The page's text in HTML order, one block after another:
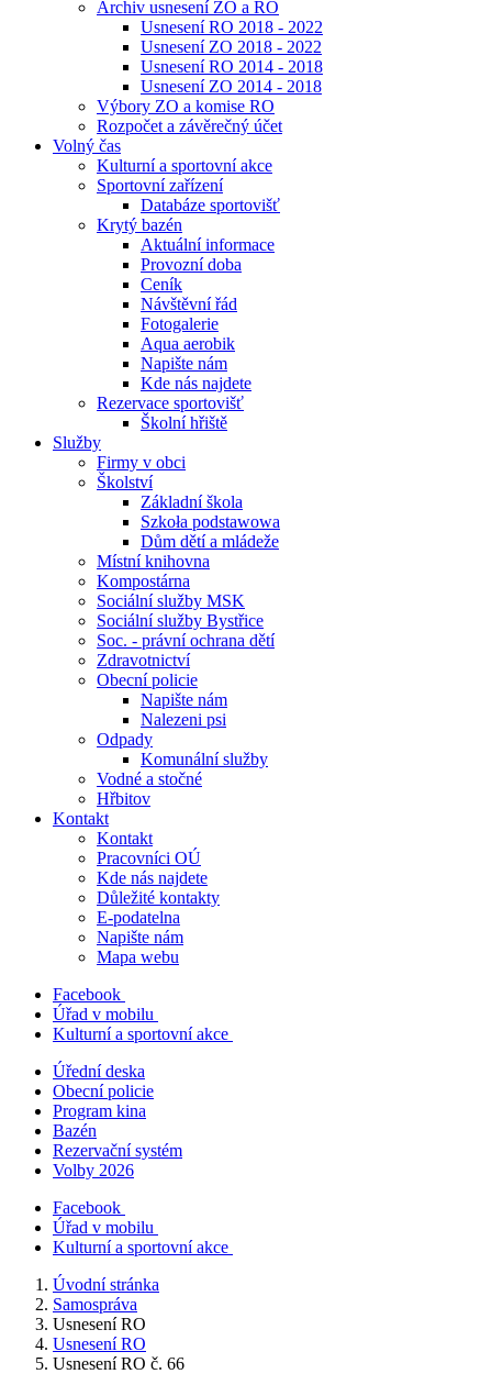
Archiv usnesení ZO a RO
Usnesení RO 2018 - 2022
Usnesení ZO 2018 - 2022
Usnesení RO 2014 - 2018
Usnesení ZO 2014 - 2018
Výbory ZO a komise RO
Rozpočet a závěrečný účet
Volný čas
Kulturní a sportovní akce
Sportovní zařízení
Databáze sportovišť
Krytý bazén
Aktuální informace
Provozní doba
Ceník
Návštěvní řád
Fotogalerie
Aqua aerobik
Napište nám
Kde nás najdete
Rezervace sportovišť
Školní hřiště
Služby
Firmy v obci
Školství
Základní škola
Szkoła podstawowa
Dům dětí a mládeže
Místní knihovna
Kompostárna
Sociální služby MSK
Sociální služby Bystřice
Soc. - právní ochrana dětí
Zdravotnictví
Obecní policie
Napište nám
Nalezeni psi
Odpady
Komunální služby
Vodné a stočné
Hřbitov
Kontakt
Kontakt
Pracovníci OÚ
Kde nás najdete
Důležité kontakty
E-podatelna
Napište nám
Mapa webu
Facebook
Úřad v mobilu
Kulturní a sportovní akce
Úřední deska
Obecní policie
Program kina
Bazén
Rezervační systém
Volby 2026
Facebook
Úřad v mobilu
Kulturní a sportovní akce
Úvodní stránka
Samospráva
Usnesení RO
Usnesení RO
Usnesení RO č. 66